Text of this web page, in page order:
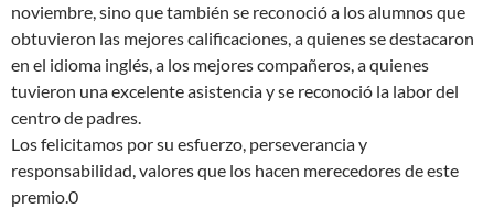
noviembre, sino que también se reconoció a los alumnos que
obtuvieron las mejores calificaciones, a quienes se destacaron
en el idioma inglés, a los mejores compañeros, a quienes
tuvieron una excelente asistencia y se reconoció la labor del
centro de padres.
Los felicitamos por su esfuerzo, perseverancia y
responsabilidad, valores que los hacen merecedores de este
premio.0